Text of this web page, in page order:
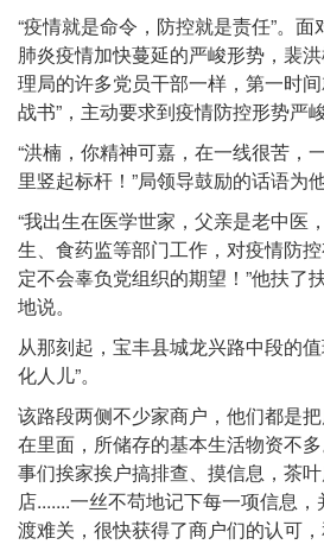
“疫情就是命令，防控就是责任”。
肺炎疫情加快蔓延的严峻形势，裴
理局的许多党员干部一样，第一时
战书”，主动要求到疫情防控形势严
“洪楠，你精神可嘉，在一线很苦，
里竖起标杆！”局领导鼓励的话语为
“我出生在医学世家，父亲是老中医
生、食药监等部门工作，对疫情防
定不会辜负党组织的期望！”他扶了
地说。
从那刻起，宝丰县城龙兴路中段的
化人儿”。
该路段两侧不少家商户，他们都是
在里面，所储存的基本生活物资不
事们挨家挨户搞排查、摸信息，茶
店.......一丝不苟地记下每一项信息
渡难关，很快获得了商户们的认可，